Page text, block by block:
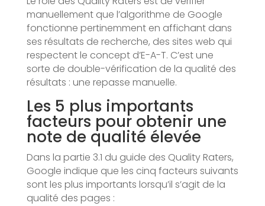
manuellement que l’algorithme de Google
fonctionne pertinemment en affichant dans
ses résultats de recherche, des sites web qui
respectent le concept d’E-A-T. C’est une
sorte de double-vérification de la qualité des
résultats : une repasse manuelle.
Les 5 plus importants
facteurs pour obtenir une
note de qualité élevée
Dans la partie 3.1 du guide des Quality Raters,
Google indique que les cinq facteurs suivants
sont les plus importants lorsqu’il s’agit de la
qualité des pages :